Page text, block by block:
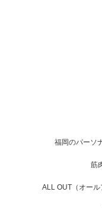
【
「
福岡のパーソ
筋
ALL OUT（オー